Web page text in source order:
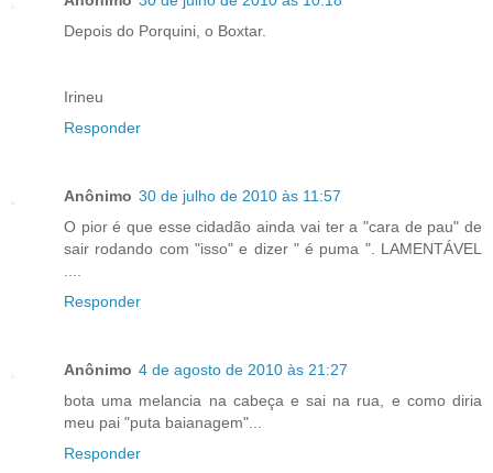
Depois do Porquini, o Boxtar.
Irineu
Responder
Anônimo 30 de julho de 2010 às 11:57
O pior é que esse cidadão ainda vai ter a "cara de pau" de
sair rodando com "isso" e dizer " é puma ". LAMENTÁVEL
....
Responder
Anônimo 4 de agosto de 2010 às 21:27
bota uma melancia na cabeça e sai na rua, e como diria
meu pai "puta baianagem"...
Responder